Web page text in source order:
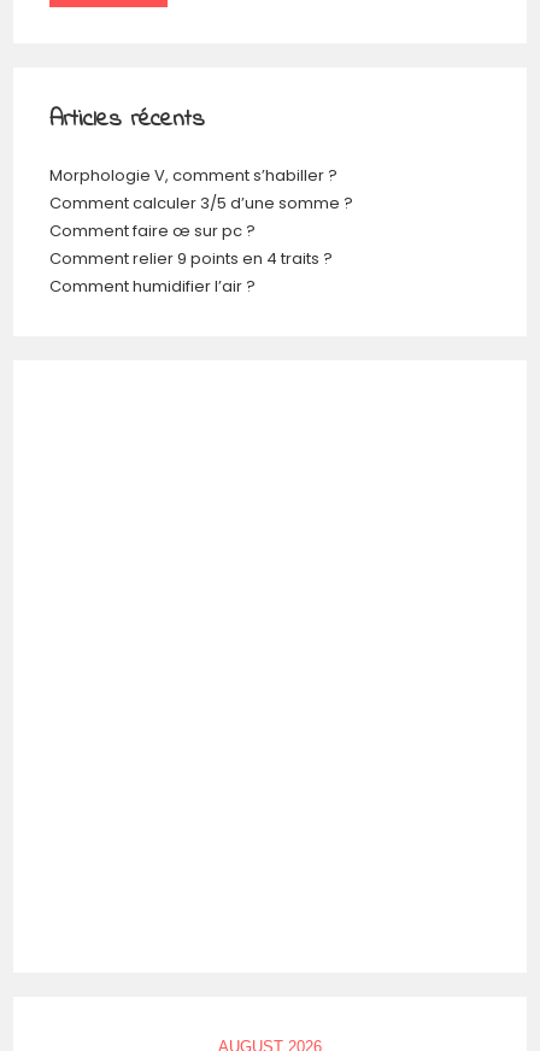
Articles récents
Morphologie V, comment s’habiller ?
Comment calculer 3/5 d’une somme ?
Comment faire œ sur pc ?
Comment relier 9 points en 4 traits ?
Comment humidifier l’air ?
AUGUST 2026